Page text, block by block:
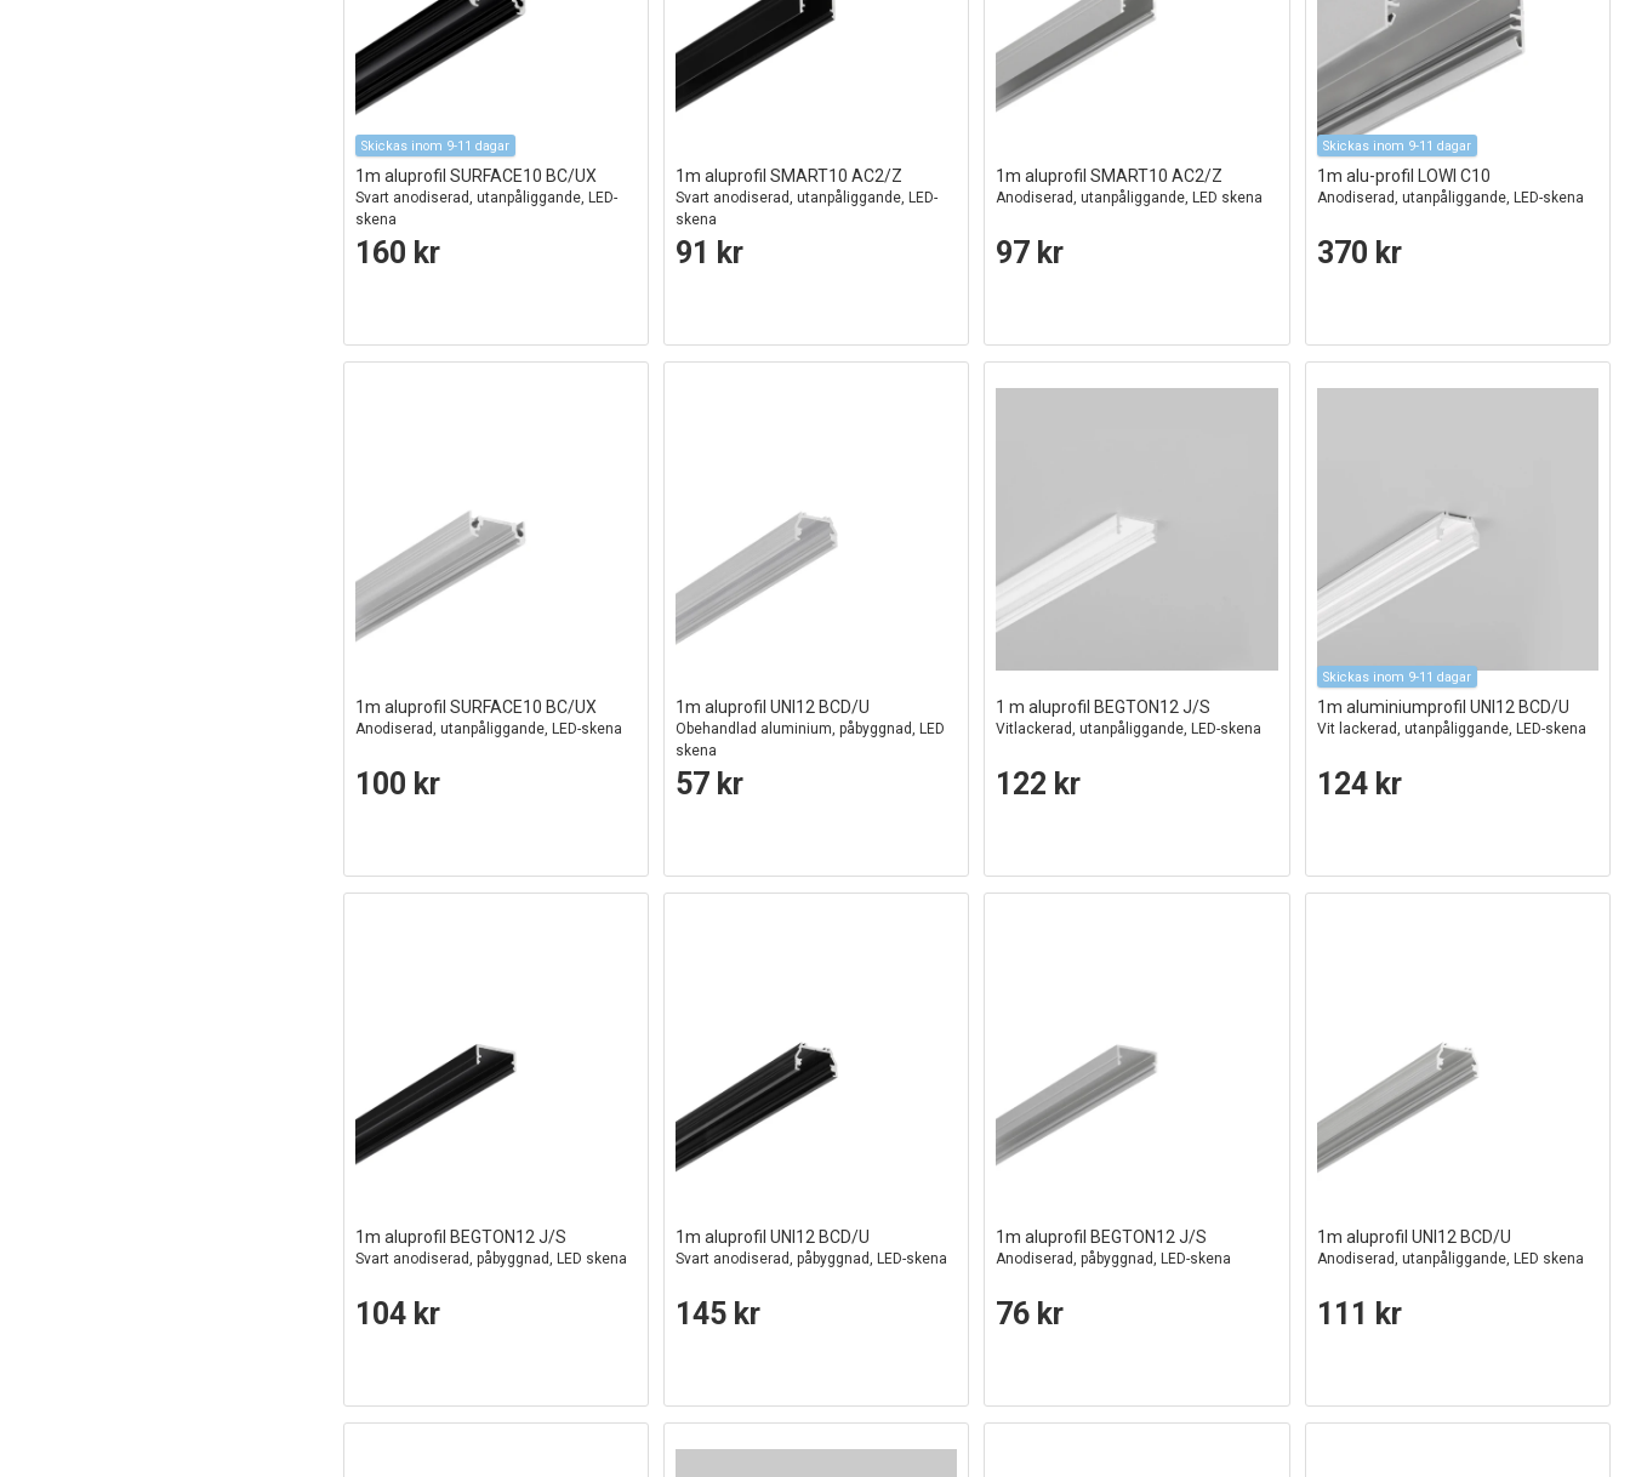
Skickas inom 9-11 dagar
1m aluprofil SURFACE10 BC/UX
Svart anodiserad, utanpåliggande, LED-
skena
160 kr
1m aluprofil SMART10 AC2/Z
Svart anodiserad, utanpåliggande, LED-
skena
91 kr
1m aluprofil SMART10 AC2/Z
Anodiserad, utanpåliggande, LED skena
97 kr
Skickas inom 9-11 dagar
1m alu-profil LOWI C10
Anodiserad, utanpåliggande, LED-skena
370 kr
1m aluprofil SURFACE10 BC/UX
Anodiserad, utanpåliggande, LED-skena
100 kr
1m aluprofil UNI12 BCD/U
Obehandlad aluminium, påbyggnad, LED
skena
57 kr
1 m aluprofil BEGTON12 J/S
Vitlackerad, utanpåliggande, LED-skena
122 kr
Skickas inom 9-11 dagar
1m aluminiumprofil UNI12 BCD/U
Vit lackerad, utanpåliggande, LED-skena
124 kr
1m aluprofil BEGTON12 J/S
Svart anodiserad, påbyggnad, LED skena
104 kr
1m aluprofil UNI12 BCD/U
Svart anodiserad, påbyggnad, LED-skena
145 kr
1m aluprofil BEGTON12 J/S
Anodiserad, påbyggnad, LED-skena
76 kr
1m aluprofil UNI12 BCD/U
Anodiserad, utanpåliggande, LED skena
111 kr